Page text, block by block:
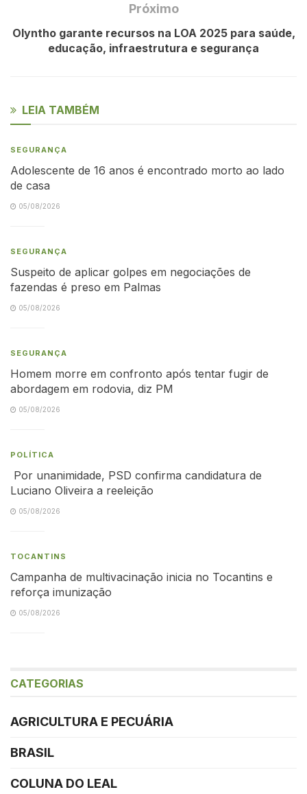
Próximo
Olyntho garante recursos na LOA 2025 para saúde,
educação, infraestrutura e segurança
LEIA TAMBÉM
SEGURANÇA
Adolescente de 16 anos é encontrado morto ao lado
de casa
05/08/2026
SEGURANÇA
Suspeito de aplicar golpes em negociações de
fazendas é preso em Palmas
05/08/2026
SEGURANÇA
Homem morre em confronto após tentar fugir de
abordagem em rodovia, diz PM
05/08/2026
POLÍTICA
Por unanimidade, PSD confirma candidatura de
Luciano Oliveira a reeleição
05/08/2026
TOCANTINS
Campanha de multivacinação inicia no Tocantins e
reforça imunização
05/08/2026
CATEGORIAS
AGRICULTURA E PECUÁRIA
BRASIL
COLUNA DO LEAL